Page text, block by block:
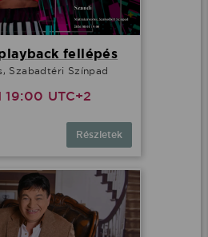
fellépés
Szabadtéri Színpad
UTC+2
Részletek